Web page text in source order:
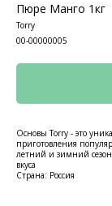
Пюре Манго 1кг
Torry
00-00000005
Основы Torry - это
приготовления
летний и зимний
вкуса
Страна: Россия